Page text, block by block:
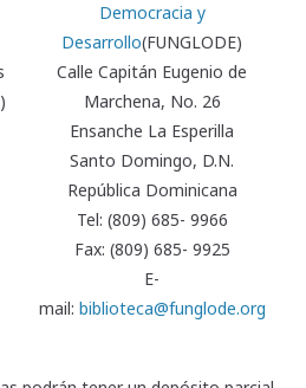
Democracia y
Desarrollo(FUNGLODE)
Calle Capitán Eugenio de
Marchena, No. 26
Ensanche La Esperilla
Santo Domingo, D.N.
República Dominicana
Tel: (809) 685- 9966
Fax: (809) 685- 9925
E-
mail: biblioteca@funglode.org